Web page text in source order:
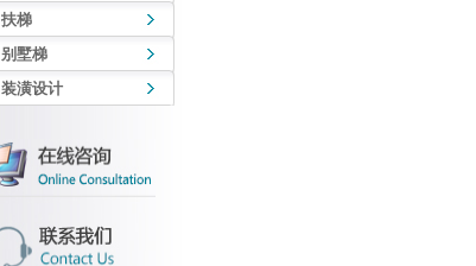
扶梯
别墅梯
装潢设计